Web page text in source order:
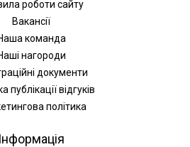
роботи сайту
Вакансії
команда
нагороди
документи
публікації відгуків
політика
Інформація